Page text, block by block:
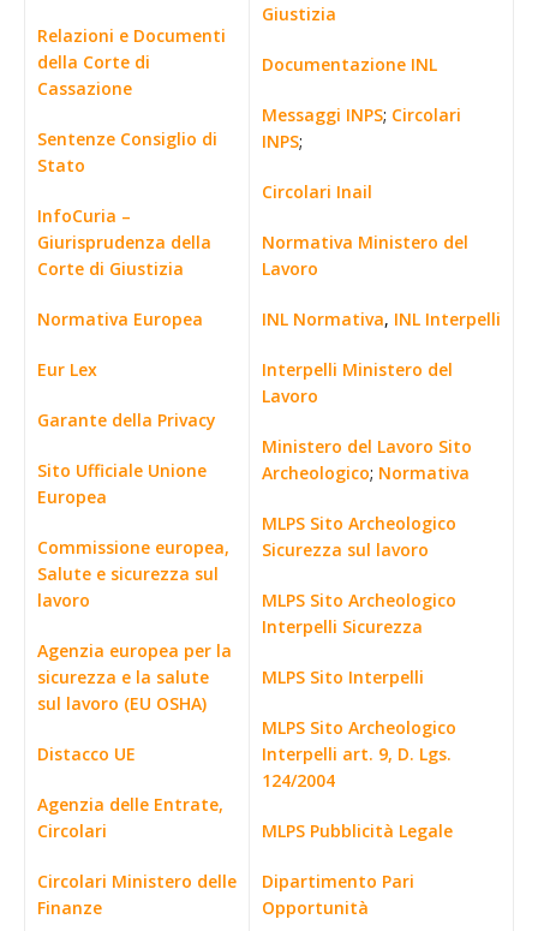
Relazioni e Documenti
della Corte di
Cassazione
Sentenze Consiglio di
Stato
InfoCuria –
Giurisprudenza della
Corte di Giustizia
Normativa Europea
Eur Lex
Garante della Privacy
Sito Ufficiale Unione
Europea
Commissione europea,
Salute e sicurezza sul
lavoro
Agenzia europea per la
sicurezza e la salute
sul lavoro (EU OSHA)
Distacco UE
Agenzia delle Entrate,
Circolari
Circolari Ministero delle
Finanze
Giustizia
Documentazione INL
Messaggi INPS; Circolari
INPS;
Circolari Inail
Normativa Ministero del
Lavoro
INL Normativa, INL Interpelli
Interpelli Ministero del
Lavoro
Ministero del Lavoro Sito
Archeologico; Normativa
MLPS Sito Archeologico
Sicurezza sul lavoro
MLPS Sito Archeologico
Interpelli Sicurezza
MLPS Sito Interpelli
MLPS Sito Archeologico
Interpelli art. 9, D. Lgs.
124/2004
MLPS Pubblicità Legale
Dipartimento Pari
Opportunità